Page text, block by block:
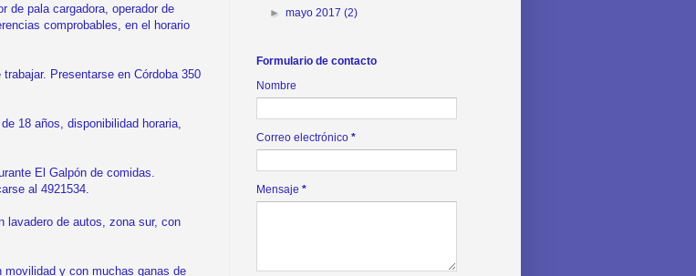
de pala cargadora, operador de
comprobables, en el horario
Presentarse en Córdoba 350
18 años, disponibilidad horaria,
El Galpón de comidas.
al 4921534.
lavadero de autos, zona sur, con
y con muchas ganas de
►mayo 2017(2)
Formulario de contacto
Nombre
Correo electrónico *
Mensaje *